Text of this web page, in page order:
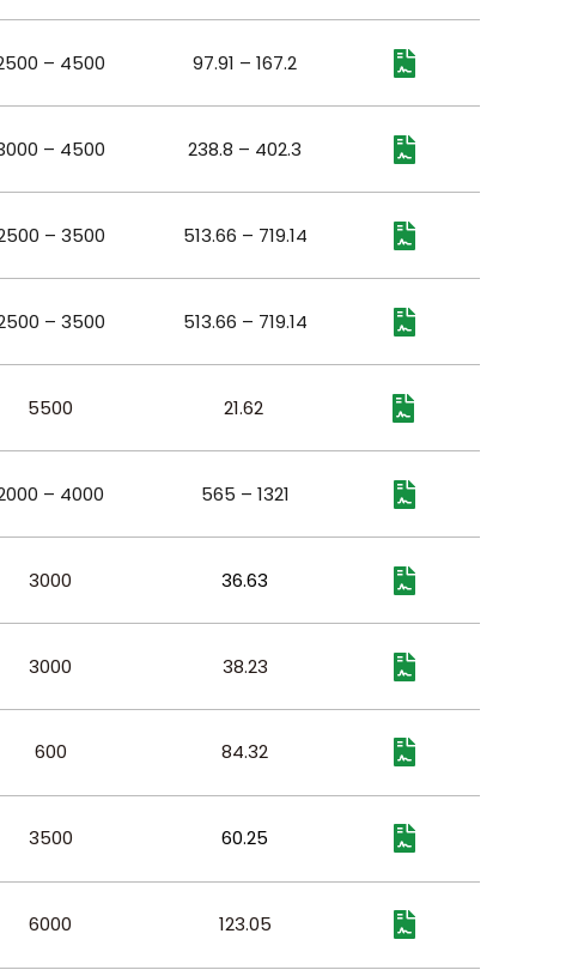
– 4500 97.91 – 167.2
– 4500 238.8 – 402.3
– 3500 513.66 – 719.14
– 3500 513.66 – 719.14
5500 21.62
– 4000 565 – 1321
3000 36.63
3000 38.23
600 84.32
3500 60.25
6000 123.05